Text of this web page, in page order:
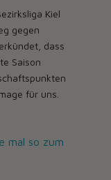
Kiel
gegen
dass
Saison
für uns.
mal so zum